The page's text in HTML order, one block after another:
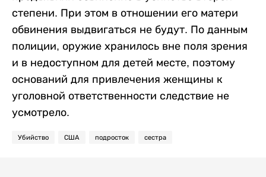
степени. При этом в отношении его матери
обвинения выдвигаться не будут. По данным
полиции, оружие хранилось вне поля зрения
и в недоступном для детей месте, поэтому
оснований для привлечения женщины к
уголовной ответственности следствие не
усмотрело.
Убийство США подросток сестра